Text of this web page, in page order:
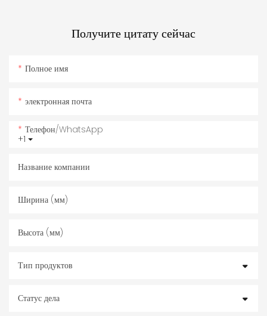
Получите цитату сейчас
Полное имя
электронная почта
+1
Телефон/WhatsApp
Название компании
Ширина (мм)
Высота (мм)
Тип продуктов
Статус дела